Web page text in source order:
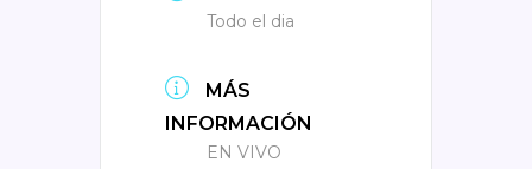
Todo el dia
MÁS
INFORMACIÓN
EN VIVO